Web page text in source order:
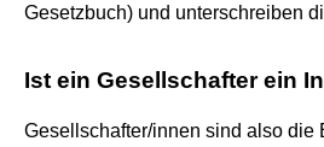
Gesetzbuch) und unterschreiben
Ist ein Gesellschafter ein
Gesellschafter/innen sind also die